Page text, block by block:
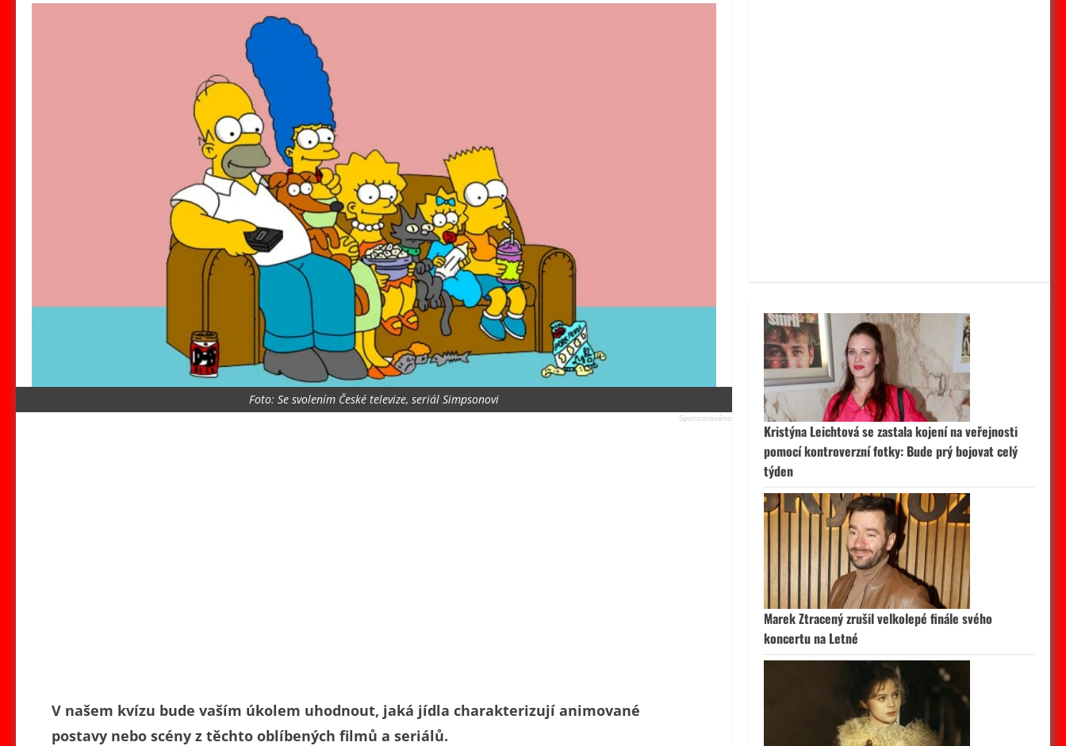
Foto: Se svolením České televize, seriál Simpsonovi
V našem kvízu bude vaším úkolem uhodnout, jaká jídla charakterizují animované
postavy nebo scény z těchto oblíbených filmů a seriálů.
Kristýna Leichtová se zastala kojení na veřejnosti
pomocí kontroverzní fotky: Bude prý bojovat celý
týden
Marek Ztracený zrušil velkolepé finále svého
koncertu na Letné